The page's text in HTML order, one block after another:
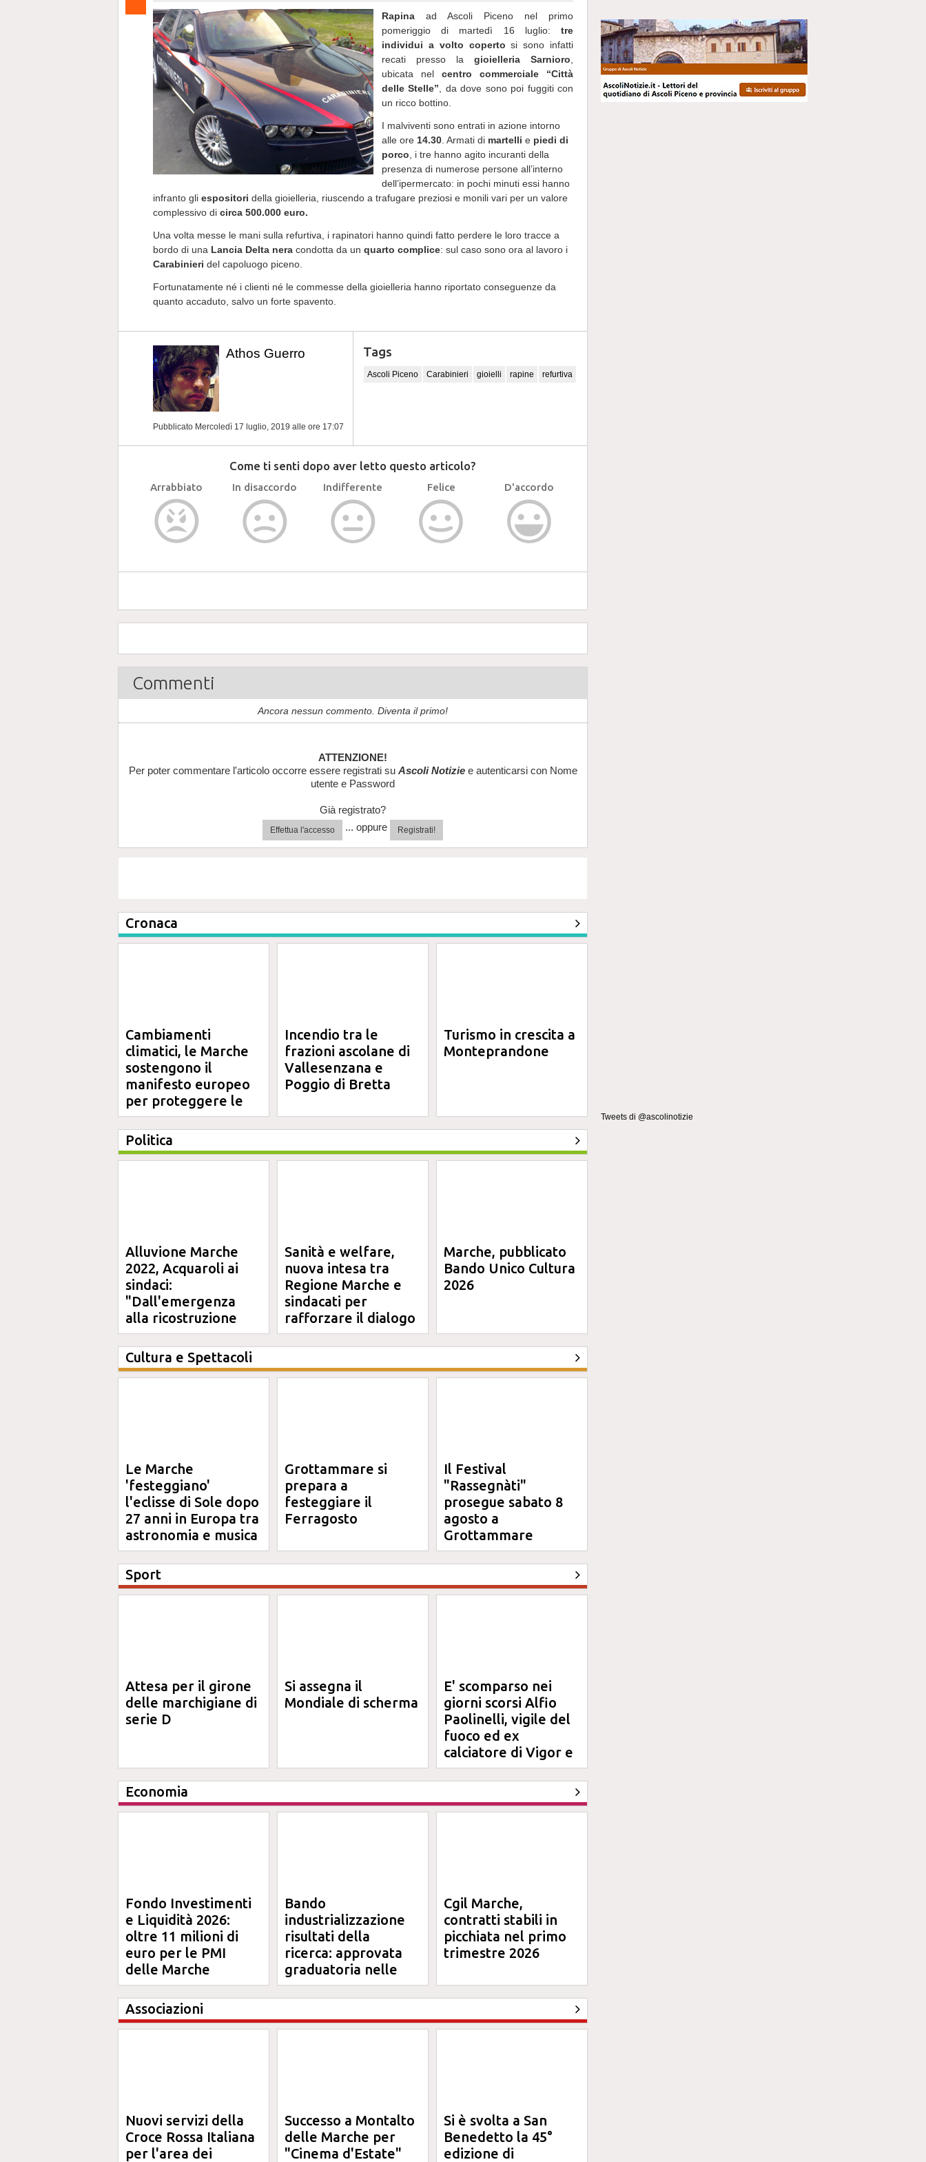
Rapina ad Ascoli Piceno nel primo
pomeriggio di martedì 16 luglio: tre
individui a volto coperto si sono infatti
recati presso la gioielleria Sarnioro
ubicata nel centro commerciale “Città
delle Stelle” , da dove sono poi fuggiti con
un ricco bottino.
I malviventi sono entrati in azione intorno
alle ore 14.30 . Armati di martelli e piedi di
porco , i tre hanno agito incuranti della
presenza di numerose persone all’interno
dell’ipermercato: in pochi minuti essi hanno
infranto gli espositori della gioielleria, riuscendo a trafugare preziosi e monili vari per un valore
complessivo di circa 500.000 euro.
Una volta messe le mani sulla refurtiva, i rapinatori hanno quindi fatto perdere le loro tracce a
bordo di una Lancia Delta nera condotta da un quarto complice: sul caso sono ora al lavoro i
Carabinieri del capoluogo piceno.
Fortunatamente né i clienti né le commesse della gioielleria hanno riportato conseguenze da
quanto accaduto, salvo un forte spavento.
Athos Guerro
Pubblicato Mercoledì 17 luglio, 2019 alle ore 17:07
Tags
Ascoli Piceno Carabinieri gioielli rapine refurtiva
Come ti senti dopo aver letto questo articolo?
Arrabbiato In disaccordo Indifferente Felice D'accordo
Commenti
Ancora nessun commento. Diventa il primo!
ATTENZIONE!
Per poter commentare l'articolo occorre essere registrati su Ascoli Notiziee autenticarsi con Nome
utente e Password
Già registrato?
Effettua l'accesso ... oppure Registrati!
Cronaca
Cambiamenti
climatici, le Marche
sostengono il
manifesto europeo
per proteggere le
aree costiere
Incendio tra le
frazioni ascolane di
Vallesenzana e
Poggio di Bretta
Turismo in crescita a
Monteprandone
Politica
Alluvione Marche
2022, Acquaroli ai
sindaci:
"Dall'emergenza
alla ricostruzione
definitiva"
Sanità e welfare,
nuova intesa tra
Regione Marche e
sindacati per
rafforzare il dialogo
Marche, pubblicato
Bando Unico Cultura
2026
Cultura e Spettacoli
Le Marche
'festeggiano'
l'eclisse di Sole dopo
27 anni in Europa tra
astronomia e musica
Grottammare si
prepara a
festeggiare il
Ferragosto
Il Festival
"Rassegnàti"
prosegue sabato 8
agosto a
Grottammare
Sport
Attesa per il girone
delle marchigiane di
serie D
Si assegna il
Mondiale di scherma
E' scomparso nei
giorni scorsi Alfio
Paolinelli, vigile del
fuoco ed ex
calciatore di Vigor e
Jesina
Economia
Fondo Investimenti
e Liquidità 2026:
oltre 11 milioni di
euro per le PMI
delle Marche
Bando
industrializzazione
risultati della
ricerca: approvata
graduatoria nelle
Marche
Cgil Marche,
contratti stabili in
picchiata nel primo
trimestre 2026
Associazioni
Nuovi servizi della
Croce Rossa Italiana
per l'area dei
Successo a Montalto
delle Marche per
"Cinema d'Estate"
Si è svolta a San
Benedetto la 45°
edizione di
Tweets di @ascolinotizie